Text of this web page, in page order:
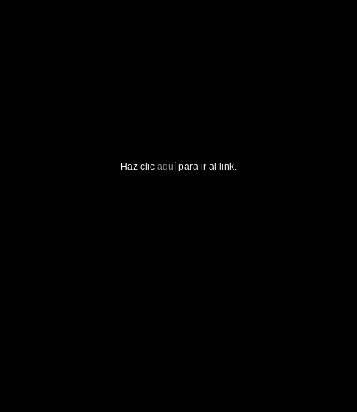
Haz clic aquí para ir al link.